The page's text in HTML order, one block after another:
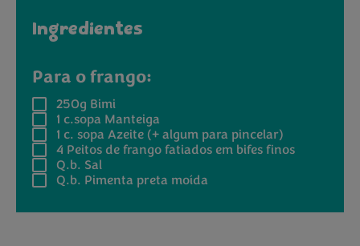
Ingredientes
Para o frango:
250g Bimi
1 c.sopa Manteiga
1 c. sopa Azeite (+ algum para pincelar)
4 Peitos de frango fatiados em bifes finos
Q.b. Sal
Q.b. Pimenta preta moída